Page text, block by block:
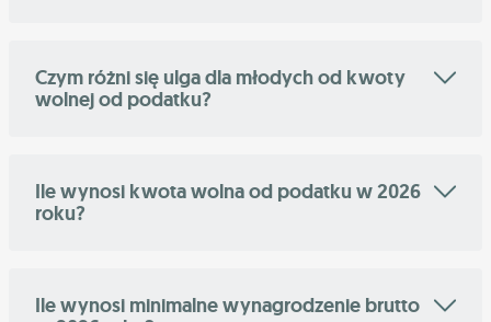
Czym różni się ulga dla młodych od kwoty
wolnej od podatku?
Ile wynosi kwota wolna od podatku w 2026
roku?
Ile wynosi minimalne wynagrodzenie brutto